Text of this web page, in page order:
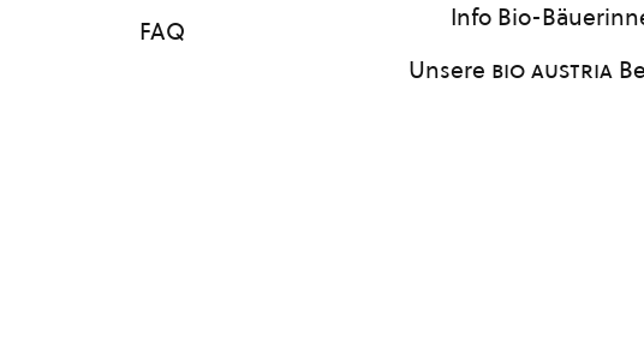
FAQ
Info Bio-
Unsere bio austria